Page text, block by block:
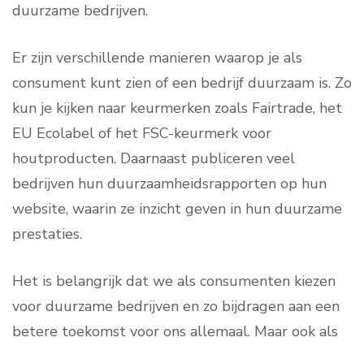
duurzame bedrijven.
Er zijn verschillende manieren waarop je als
consument kunt zien of een bedrijf duurzaam is. Zo
kun je kijken naar keurmerken zoals Fairtrade, het
EU Ecolabel of het FSC-keurmerk voor
houtproducten. Daarnaast publiceren veel
bedrijven hun duurzaamheidsrapporten op hun
website, waarin ze inzicht geven in hun duurzame
prestaties.
Het is belangrijk dat we als consumenten kiezen
voor duurzame bedrijven en zo bijdragen aan een
betere toekomst voor ons allemaal. Maar ook als